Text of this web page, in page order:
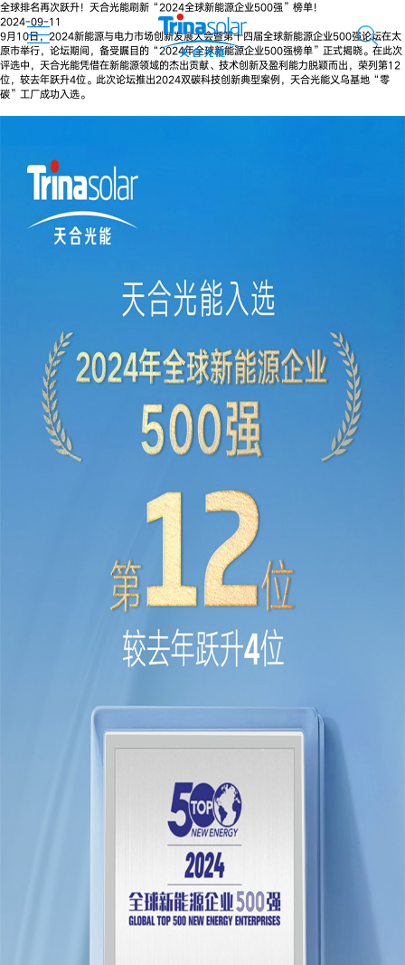
全球排名再次跃升！天合光能刷新“2024全球新能源企业500强”榜单！
2024-09-11
9月10日，2024新能源与电力市场创新发展大会暨第十四届全球新能源企业500强论坛在太
原市举行，论坛期间，备受瞩目的“2024年全球新能源企业500强榜单”正式揭晓。在此次
评选中，天合光能凭借在新能源领域的杰出贡献、技术创新及盈利能力脱颖而出，荣列第12
位，较去年跃升4位。此次论坛推出2024双碳科技创新典型案例，天合光能义乌基地“零
碳”工厂成功入选。